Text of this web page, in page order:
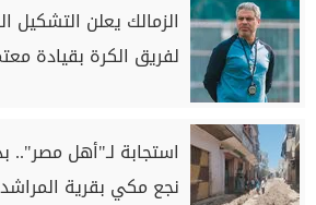
الزمالك يعلن التشكيل
لفريق الكرة بقيادة
استجابة لـ"أهل مصر"..
نجع مكي بقرية